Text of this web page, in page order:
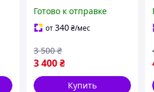
цвета среднего
размера Grande Pelle
Готово к отправке
от340 ₴/мес
3 400 ₴
3 500 ₴
Купить